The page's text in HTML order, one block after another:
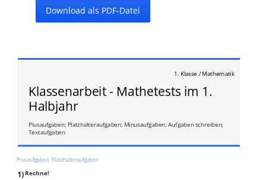
Download als PDF-Datei
1. Klasse / Mathematik
Klassenarbeit - Mathetests im 1.
Halbjahr
Plusaufgaben; Platzhalteraufgaben; Minusaufgaben; Aufgaben schreiben;
Textaufgaben
Plusaufgaben, Platzhalteraufgaben
1) Rechne!